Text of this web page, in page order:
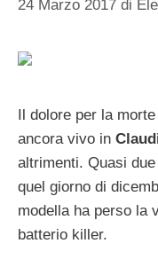
24 Marzo 2017 di
Il dolore per la
ancora vivo in
altrimenti. Quasi
quel giorno di
modella ha perso la
batterio killer.